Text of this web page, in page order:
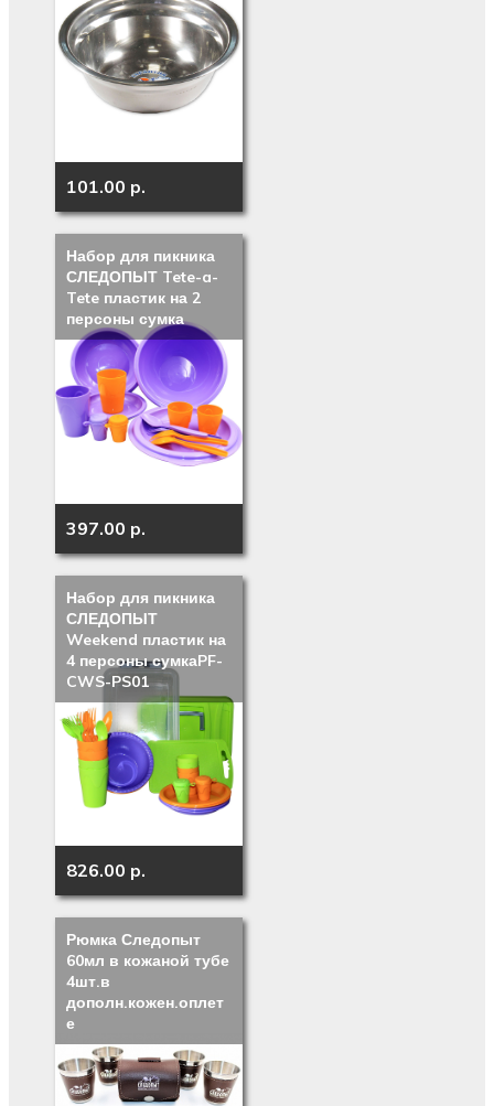
101.00 p.
Набор для пикника
СЛЕДОПЫТ Tete-a-
Tete пластик на 2
персоны сумка
397.00 p.
Набор для пикника
СЛЕДОПЫТ
Weekend пластик на
4 персоны сумкаPF-
CWS-PS01
826.00 p.
Рюмка Следопыт
60мл в кожаной тубе
4шт.в
дополн.кожен.оплет
е